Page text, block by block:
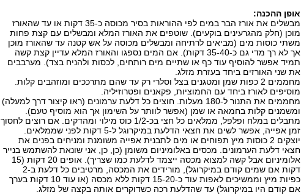
אופן ההכנה:
מבשלים את אורז הבר במים לפי ההוראות בסיר מכוסה כ-35 דקות או עד שהאורז
מוכן (חלק מהגרעינים בוקעים). שוטפים את האורז המלא ומבשלים עם קצת פחות
משתי כוסות מים (מביאים לרתיחה ומבשלים מכוסה על אש קטנה עד שהאורז מוכן
אך לא רך מדי גם כ-35-40 דקות). אם המים נספגו והאורז המלא עדיין קצת קשה
תמיד אפשר להוסיף עוד כף או שתיים מים רותחים, לכסות ולהניח בצד). מערבבים
את שני האורזים ביחד בעזרת מזלג.
מחממים 2 כפות שמן ומטגנים בצל וסלרי רק עד שהם מתרככים ומוזהבים קלות.
מוסיפים לאורז ביחד עם החמוציות, פקאנים ופטרוזיליה.
מחממים את התנור ל-180 מעלות. חוצים כל דלעת ערמונים (ראו קיצור דרך למעלה)
ומשמנים קלות בחמאה או שמן (אפשר לוותר על השימון אך הוא מוסיף טעם).
מתבלים במלח ופלפל, ממלאים כל חצי בכ-1/2 כוס מילוי ומהדקים. אם רוצים לחסוך
זמן אפייה, אפשר לשים את חצאי הדלעת במיקרוגל ל-5 דקות לפני שממלאים.
יוצקים 2 כוסות מיץ תפוחים או מים לתבנית אפייה משומנת ומניחים בפנים את
חצאי דלעת הערמונים. מכסים באלומיניום משומן (כן, כן, אני שונאת להשתמש בנייר
אלומיניום אבל קשה למצוא מכסה ייצמד לדלעת כמו שצריך). אופים 20 דקות (15
דקות אם שמים קודם במיקרוגל), מורידים את המכסה, מרטיבים כל דלעת ב-2
כפיות מיץ וממשיכים לאפות עוד כ-15-20 דקות ללא מכסה (או עוד 10 דקות בערך
אם קודם היו במיקרוגל) עד שהדלעת רכה כשדוקרים אותה בקצה של מזלג.